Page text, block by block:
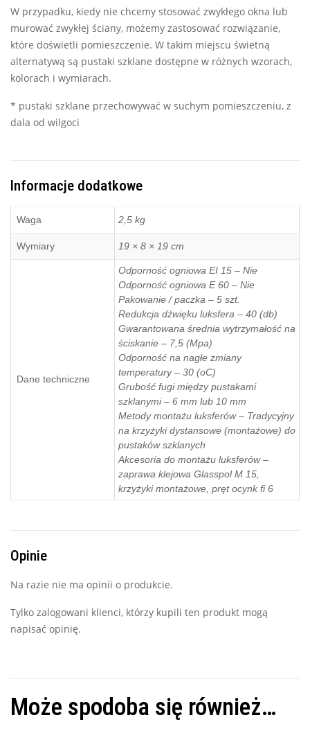
W przypadku, kiedy nie chcemy stosować zwykłego okna lub
murować zwykłej ściany, możemy zastosować rozwiązanie,
które doświetli pomieszczenie. W takim miejscu świetną
alternatywą są pustaki szklane dostępne w różnych wzorach,
kolorach i wymiarach.
* pustaki szklane przechowywać w suchym pomieszczeniu, z
dala od wilgoci
Informacje dodatkowe
Waga 2,5 kg
Wymiary 19 × 8 × 19 cm
Dane techniczne
Odporność ogniowa EI 15 – Nie
Odporność ogniowa E 60 – Nie
Pakowanie / paczka – 5 szt.
Redukcja dźwięku luksfera – 40 (db)
Gwarantowana średnia wytrzymałość na
ściskanie – 7,5 (Mpa)
Odporność na nagłe zmiany
temperatury – 30 (oC)
Grubość fugi między pustakami
szklanymi – 6 mm lub 10 mm
Metody montażu luksferów – Tradycyjny
na krzyżyki dystansowe (montażowe) do
pustaków szklanych
Akcesoria do montażu luksferów –
zaprawa klejowa Glasspol M 15,
krzyżyki montażowe, pręt ocynk fi 6
Opinie
Na razie nie ma opinii o produkcie.
Tylko zalogowani klienci, którzy kupili ten produkt mogą
napisać opinię.
Może spodoba się również…